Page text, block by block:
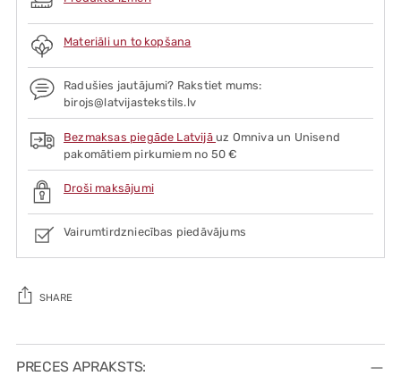
Materiāli un to kopšana
Radušies jautājumi? Rakstiet mums:
birojs@latvijastekstils.lv
Bezmaksas piegāde Latvijā uz Omniva un Unisend
pakomātiem pirkumiem no 50 €
Droši maksājumi
Vairumtirdzniecības piedāvājums
SHARE
Adding
product
PRECES APRAKSTS: